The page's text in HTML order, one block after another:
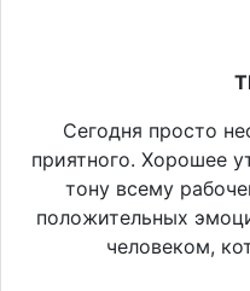
Сегодня просто
приятного. Хорошее
тону всему
положительных
человеком,